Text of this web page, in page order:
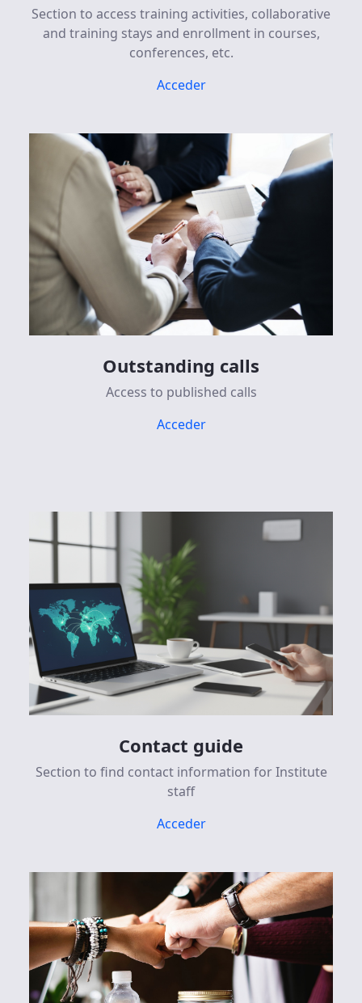
Section to access training activities, collaborative
and training stays and enrollment in courses,
conferences, etc.
Acceder
Outstanding calls
Access to published calls
Acceder
Contact guide
Section to find contact information for Institute
staff
Acceder